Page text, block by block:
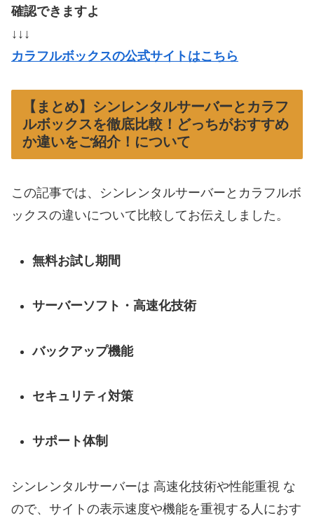
確認できますよ
↓↓↓
カラフルボックスの公式サイトはこちら
【まとめ】シンレンタルサーバーとカラフ
ルボックスを徹底比較！どっちがおすすめ
か違いをご紹介！について
この記事では、シンレンタルサーバーとカラフルボ
ックスの違いについて比較してお伝えしました。
無料お試し期間
サーバーソフト・高速化技術
バックアップ機能
セキュリティ対策
サポート体制
シンレンタルサーバーは 高速化技術や性能重視 な
ので、サイトの表示速度や機能を重視する人におす